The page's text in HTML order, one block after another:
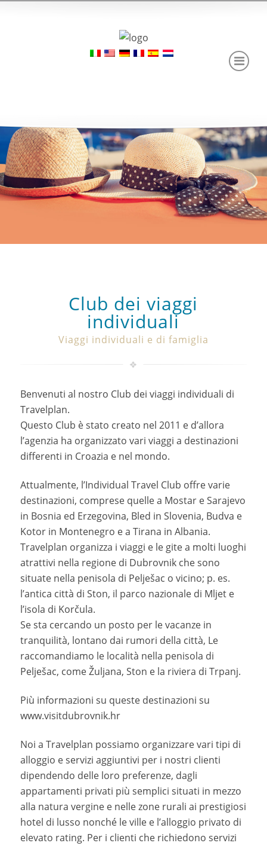
Club dei viaggi
individuali
Viaggi individuali e di famiglia
Benvenuti al nostro Club dei viaggi individuali di
Travelplan.
Questo Club è stato creato nel 2011 e d’allora
l’agenzia ha organizzato vari viaggi a destinazioni
differenti in Croazia e nel mondo.
Attualmente, l’Individual Travel Club offre varie
destinazioni, comprese quelle a Mostar e Sarajevo
in Bosnia ed Erzegovina, Bled in Slovenia, Budva e
Kotor in Montenegro e a Tirana in Albania.
Travelplan organizza i viaggi e le gite a molti luoghi
atrattivi nella regione di Dubrovnik che sono
situate nella penisola di Pelješac o vicino; p. es.
l’antica città di Ston, il parco nazionale di Mljet e
l’isola di Korčula.
Se sta cercando un posto per le vacanze in
tranquilità, lontano dai rumori della città, Le
raccomandiamo le località nella penisola di
Pelješac, come Žuljana, Ston e la riviera di Trpanj.
Più informazioni su queste destinazioni su
www.visitdubrovnik.hr
Noi a Travelplan possiamo organizzare vari tipi di
alloggio e servizi aggiuntivi per i nostri clienti
dipendendo delle loro preferenze, dagli
appartamenti privati più semplici situati in mezzo
alla natura vergine e nelle zone rurali ai prestigiosi
hotel di lusso nonché le ville e l’alloggio privato di
elevato rating. Per i clienti che richiedono servizi